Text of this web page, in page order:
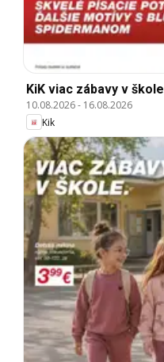
KiK viac zábavy v škole
10.08.2026- 16.08.2026
Kik